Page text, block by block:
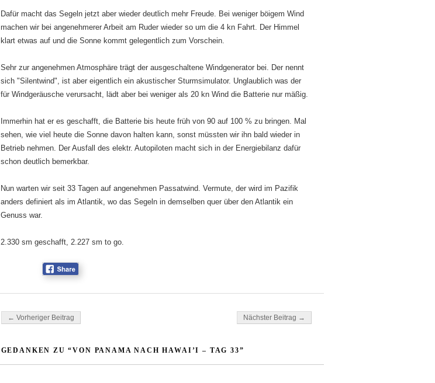
Dafür macht das Segeln jetzt aber wieder deutlich mehr Freude. Bei weniger böigem Wind
machen wir bei angenehmerer Arbeit am Ruder wieder so um die 4 kn Fahrt. Der Himmel
klart etwas auf und die Sonne kommt gelegentlich zum Vorschein.
Sehr zur angenehmen Atmosphäre trägt der ausgeschaltene Windgenerator bei. Der nennt
sich "Silentwind", ist aber eigentlich ein akustischer Sturmsimulator. Unglaublich was der
für Windgeräusche verursacht, lädt aber bei weniger als 20 kn Wind die Batterie nur mäßig.
Immerhin hat er es geschafft, die Batterie bis heute früh von 90 auf 100 % zu bringen. Mal
sehen, wie viel heute die Sonne davon halten kann, sonst müssten wir ihn bald wieder in
Betrieb nehmen. Der Ausfall des elektr. Autopiloten macht sich in der Energiebilanz dafür
schon deutlich bemerkbar.
Nun warten wir seit 33 Tagen auf angenehmen Passatwind. Vermute, der wird im Pazifik
anders definiert als im Atlantik, wo das Segeln in demselben quer über den Atlantik ein
Genuss war.
2.330 sm geschafft, 2.227 sm to go.
Beitragsnavigation
← Vorheriger Beitrag Nächster Beitrag →
GEDANKEN ZU “VON PANAMA NACH HAWAI’I – TAG 33”